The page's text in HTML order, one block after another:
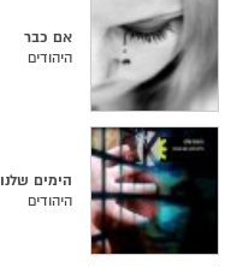
אם כבר
היהודים
הימים שלנו
היהודים